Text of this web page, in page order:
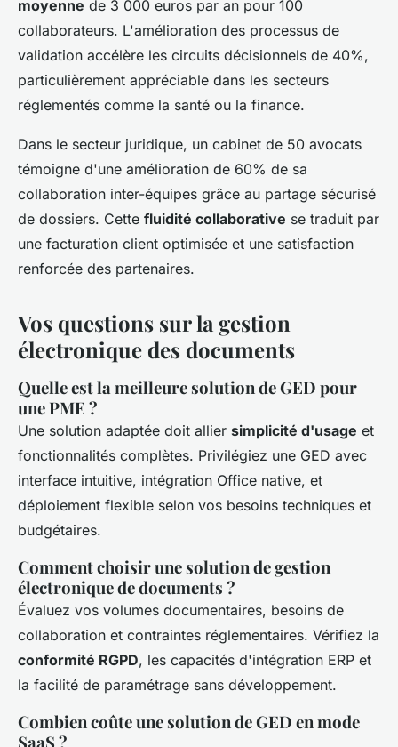
moyenne de 3 000 euros par an pour 100
collaborateurs. L'amélioration des processus de
validation accélère les circuits décisionnels de 40%,
particulièrement appréciable dans les secteurs
réglementés comme la santé ou la finance.
Dans le secteur juridique, un cabinet de 50 avocats
témoigne d'une amélioration de 60% de sa
collaboration inter-équipes grâce au partage sécurisé
de dossiers. Cette fluidité collaborative se traduit par
une facturation client optimisée et une satisfaction
renforcée des partenaires.
Vos questions sur la gestion
électronique des documents
Quelle est la meilleure solution de GED pour
une PME ?
Une solution adaptée doit allier simplicité d'usage et
fonctionnalités complètes. Privilégiez une GED avec
interface intuitive, intégration Office native, et
déploiement flexible selon vos besoins techniques et
budgétaires.
Comment choisir une solution de gestion
électronique de documents ?
Évaluez vos volumes documentaires, besoins de
collaboration et contraintes réglementaires. Vérifiez la
conformité RGPD, les capacités d'intégration ERP et
la facilité de paramétrage sans développement.
Combien coûte une solution de GED en mode
SaaS ?